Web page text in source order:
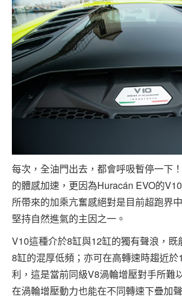
每次，全油門出去，都會呼吸暫停一下
的體感加速，更因為Huracán EVO的
所帶來的加乘亢奮感絕對是目前超跑界
堅持自然進氣的主因之一。
V10這種介於8缸與12缸的獨有聲浪，既
8缸的混厚低頻；亦可在高轉速時趨近
利，這是當前同級V8渦輪增壓對手所難
在渦輪增壓動力也能在不同轉速下疊加